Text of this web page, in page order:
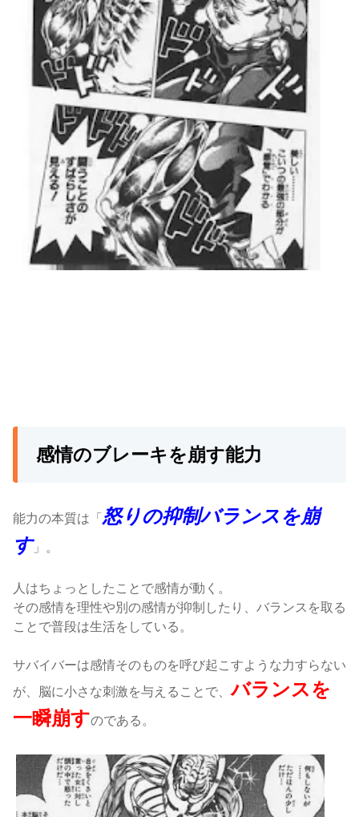
感情のブレーキを崩す能力
能力の本質は「怒りの抑制バランスを崩
す」。
人はちょっとしたことで感情が動く 。
その感情を理性や別の感情が抑制したり、バランスを取る
ことで普段は生活をしている。
サバイバーは感情そのものを呼び起こすような力すらない
が、脳に小さな刺激を与えることで、バランスを
一瞬崩すのである。